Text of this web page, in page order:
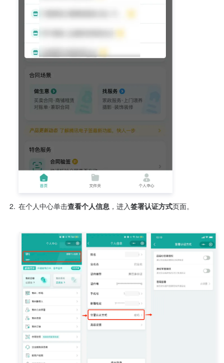
2. 在个人中心单击查看个人信息 ，进入签署认证方式页面。